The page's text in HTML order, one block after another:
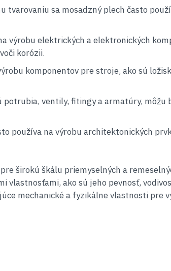
tvarovaniu sa mosadzný plech často
výrobu elektrických a elektronických
korózii.
komponentov pre stroje, ako sú
potrubia, ventily, fitingy a armatúry,
používa na výrobu architektonických
širokú škálu priemyselných a
vlastnosťami, ako sú jeho pevnosť,
mechanické a fyzikálne vlastnosti pre